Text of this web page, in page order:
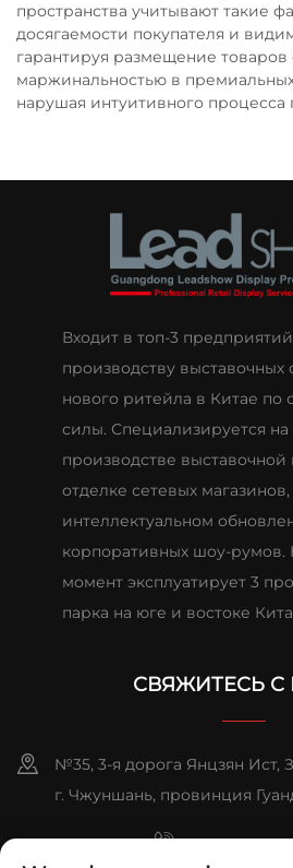
пространства учитывают такие
досягаемости покупателя и
гарантируя размещение товаров
маржинальностью в
нарушая интуитивного процесса
Входит в топ-3
производству выставочных
нового ритейла в Китае
силы. Специализируется
производстве
отделке сетевых магазинов,
интеллектуальном
корпоративных шоу-румов.
момент эксплуатирует 3
парка на юге и востоке
СВЯЖИТЕСЬ
№35, 3-я дорога Янцзян Ист,
г. Чжуншань, провинция
+86-